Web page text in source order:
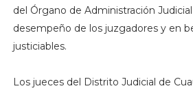
del Órgano de Administración
desempeño de los juzgadores y en
justiciables.
Los jueces del Distrito Judicial de